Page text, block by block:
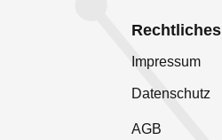
Rechtliches
Impressum
Datenschutz
AGB